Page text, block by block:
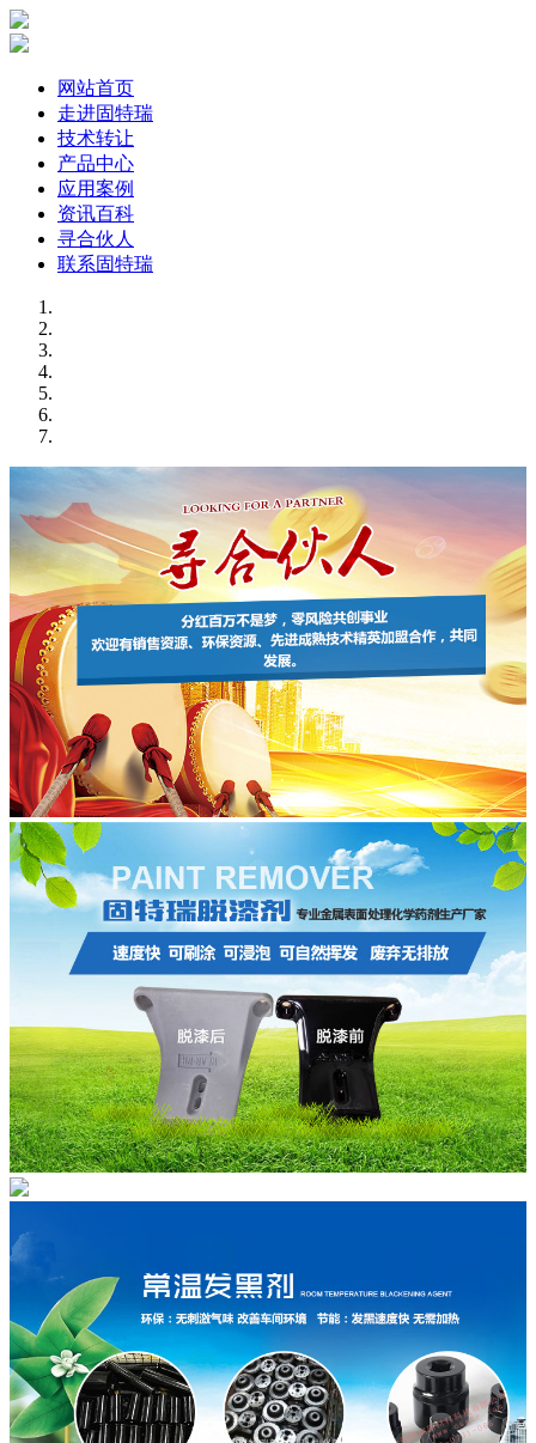
网站首页
走进固特瑞
技术转让
产品中心
应用案例
资讯百科
寻合伙人
联系固特瑞